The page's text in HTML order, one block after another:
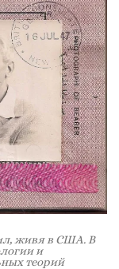
живя в США. В
и
теорий